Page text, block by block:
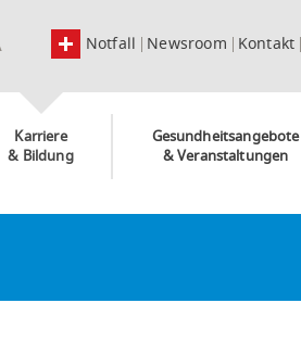
Newsroom Kontakt
Notfall
Karriere
& Bildung
Gesundheitsangebote
& Veranstaltungen